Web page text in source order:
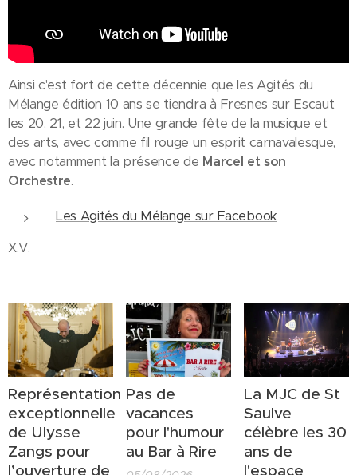
Ainsi c'est fort de cette décennie que les Agités du
Mélange édition 10 ans se tiendra à Fresnes sur Escaut
les 20, 21, et 22 juin. Une grande fête de la musique et
des arts, avec comme fil rouge un esprit carnavalesque,
avec notamment la présence de Marcel et son
Orchestre.
Les Agités du Mélange sur Facebook
X.V.
Représentation
exceptionnelle
de Ulysse
Zangs pour
l’ouverture de
Pas de
vacances
pour l'humour
au Bar à Rire
La MJC de St
Saulve
célèbre les 30
ans de
l'espace